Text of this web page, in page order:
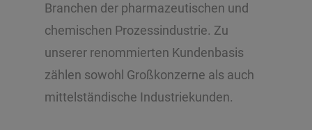
Branchen der pharmazeutischen und
chemischen Prozessindustrie. Zu
unserer renommierten Kundenbasis
zählen sowohl Großkonzerne als auch
mittelständische Industriekunden.